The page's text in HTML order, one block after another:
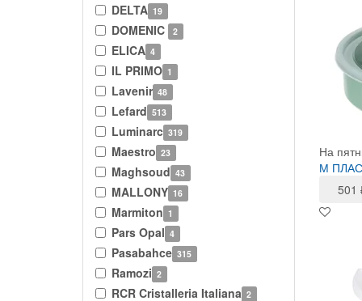
DELTA 19
DOMENIC 2
ELICA 4
IL PRIMO 1
Lavenir 48
Lefard 513
Luminarc 319
Maestro 23
Maghsoud 43
MALLONY 16
Marmiton 1
Pars Opal 4
Pasabahce 315
Ramozi 2
RCR Cristalleria Italiana 2
На
М
501